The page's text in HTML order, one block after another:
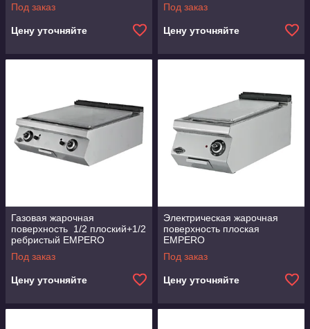
Под заказ
Цену уточняйте
Под заказ
Цену уточняйте
Газовая жарочная
поверхность 1/2 плоский+1/2
ребристый EMPERO
Под заказ
Цену уточняйте
Электрическая жарочная
поверхность плоская
EMPERO
Под заказ
Цену уточняйте